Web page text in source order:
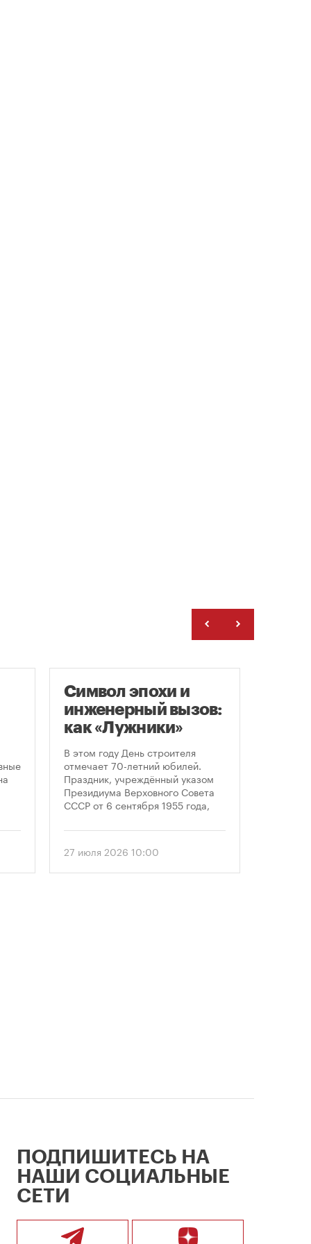
Символ эпохи и
инженерный вызов:
как «Лужники»
стали символом
Дня строителя
В этом году День строителя
отмечает 70-летний юбилей.
Праздник, учреждённый указом
Президиума Верховного Совета
СССР от 6 сентября 1955 года,
1956 года. И главным подарком
стало открытие Большой
спортивной арены «Лужники». С
27 июля 2026 10:00
ПОДПИШИТЕСЬ НА
НАШИ СОЦИАЛЬНЫЕ
СЕТИ